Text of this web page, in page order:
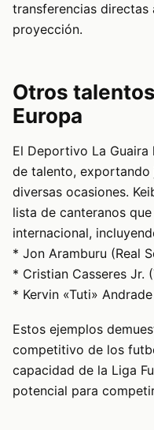
transferencias directas
proyección.
Otros
Europa
El Deportivo La
de talento, exportando
diversas ocasiones.
lista de canteranos
internacional,
* Jon Aramburu (Real
* Cristian Casseres Jr.
* Kervin «Tuti»
Estos ejemplos
competitivo de los
capacidad de la Liga
potencial para